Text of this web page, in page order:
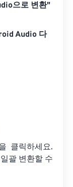
으로 변환"
Audio 다
클릭하세요.
괄 변환할 수